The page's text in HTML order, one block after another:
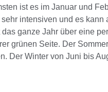
ist es im Januar und
intensiven und es kann
ganze Jahr über eine
grünen Seite. Der
Der Winter von Juni bis